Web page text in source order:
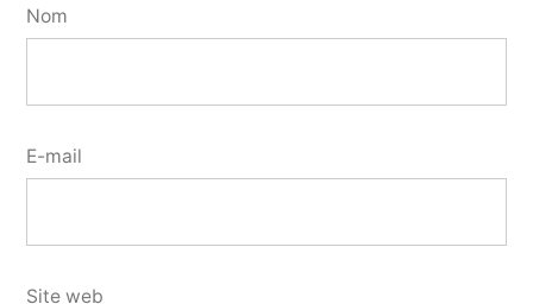
Nom
E-mail
Site web